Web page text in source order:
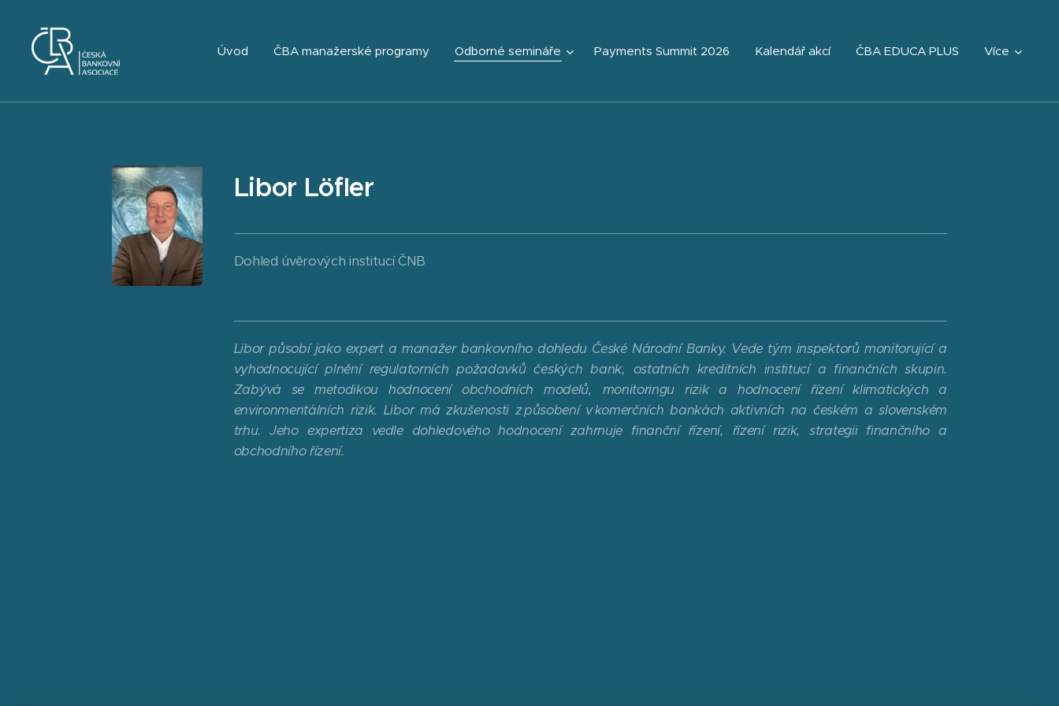
Úvod ČBA manažerské programy Odborné semináře Payments Summit 2026 Kalendář akcí ČBA EDUCA PLUS Více
Libor Löfler
Dohled úvěrových institucí ČNB
Libor působí jako expert a manažer bankovního dohledu České Národní Banky. Vede tým inspektorů monitorující a
vyhodnocující plnění regulatorních požadavků českých bank, ostatních kreditních institucí a finančních skupin.
Zabývá se metodikou hodnocení obchodních modelů, monitoringu rizik a hodnocení řízení klimatických a
environmentálních rizik. Libor má zkušenosti z působení v komerčních bankách aktivních na českém a slovenském
trhu. Jeho expertiza vedle dohledového hodnocení zahrnuje finanční řízení, řízení rizik, strategii finančního a
obchodního řízení.